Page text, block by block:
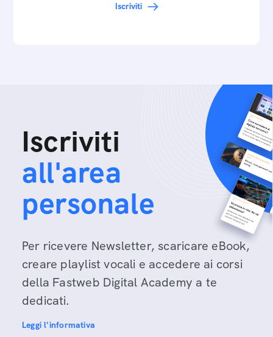
Iscriviti
Iscriviti
all'area
personale
Per ricevere Newsletter, scaricare eBook,
creare playlist vocali e accedere ai corsi
della Fastweb Digital Academy a te
dedicati.
Leggi l'informativa